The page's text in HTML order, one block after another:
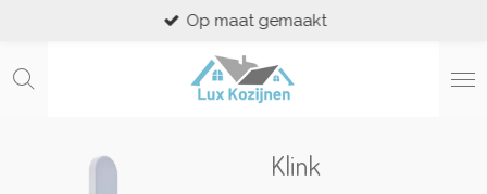
naar
Op maat gemaakt
Klink